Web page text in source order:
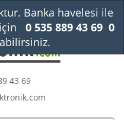
43 69
Banka havelesi ile
0 535 889 43 69 0